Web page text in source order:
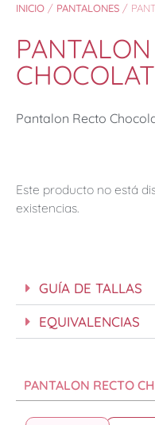
INICIO / PANTALONES /
Pantalon Recto
Este producto no está
existencias.
GUÍA DE TALLAS
EQUIVALENCIAS
PANTALON RECTO